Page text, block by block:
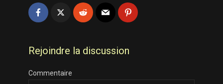
Rejoindre la discussion
Commentaire